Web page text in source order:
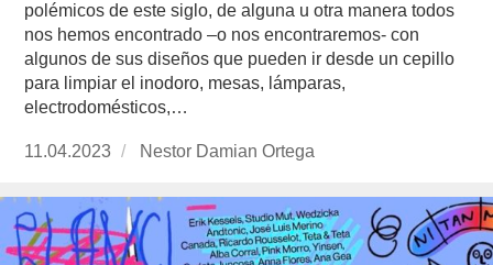
polémicos de este siglo, de alguna u otra manera todos
nos hemos encontrado –o nos encontraremos- con
algunos de sus diseños que pueden ir desde un cepillo
para limpiar el inodoro, mesas, lámparas,
electrodomésticos,…
Publicado
11.04.2023
https://www.experimenta.es/author/nestor-
ortega/
Nestor Damian Ortega